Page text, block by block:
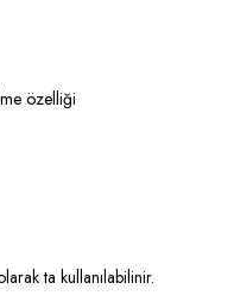
özelliği
ta kullanılabilinir.